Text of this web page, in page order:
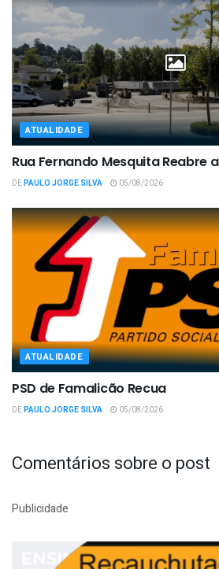
ATUALIDADE
Rua Fernando Mesquita Reabre
DEPAULO JORGE SILVA 05/08/2026
ATUALIDADE
PSD de Famalicão Recua
DEPAULO JORGE SILVA 05/08/2026
Comentários sobre o post
Publicidade